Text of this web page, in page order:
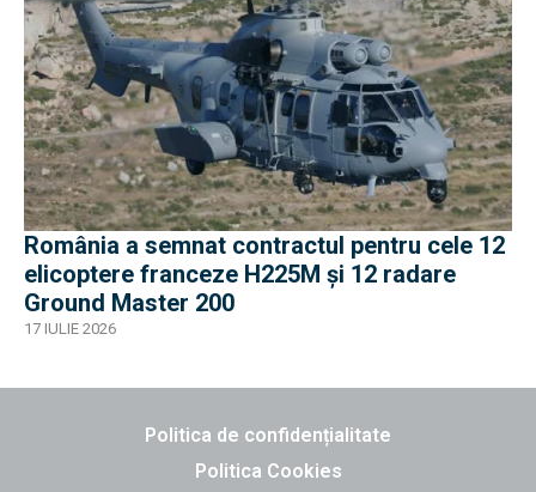
România a semnat contractul pentru cele 12
elicoptere franceze H225M și 12 radare
Ground Master 200
17 IULIE 2026
Politica de confidențialitate
Politica Cookies